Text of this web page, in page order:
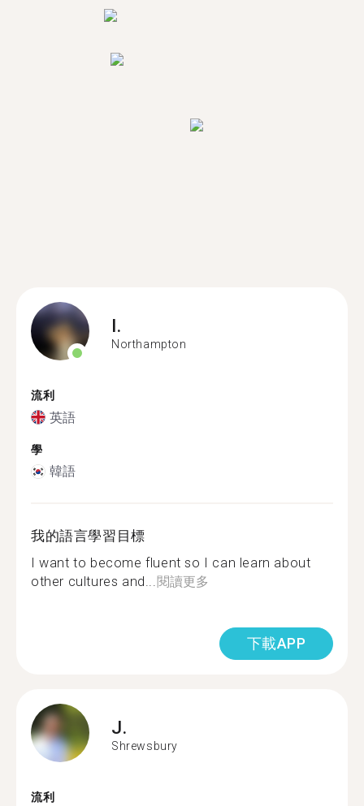
I.
Northampton
流利
英語
學
韓語
我的語言學習目標
I want to become fluent so I can learn about
other cultures and...閱讀更多
下載APP
J.
Shrewsbury
流利